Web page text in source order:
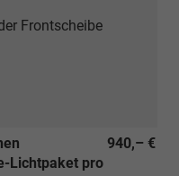
Frontscheibe
940,– €
Lichtpaket pro